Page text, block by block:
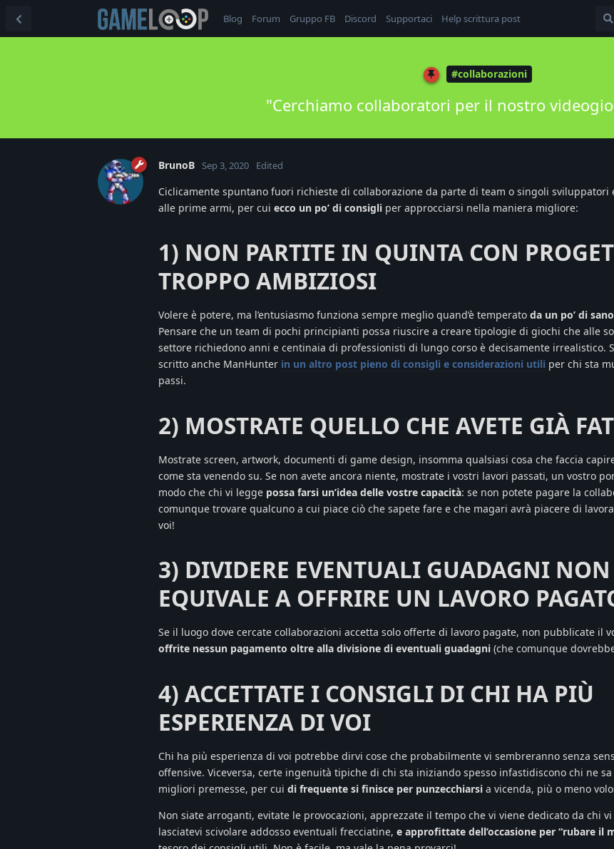
Blog Forum Gruppo FB Discord Supportaci Help scrittura post
#collaborazioni
"Cerchiamo collaboratori per il nostro
BrunoB Sep 3, 2020 Edited
Ciclicamente spuntano fuori richieste di collaborazione da parte di team o singoli sviluppatori
alle prime armi, per cui ecco un po’ di consigli per approcciarsi nella maniera migliore:
1) NON PARTITE IN QUINTA CON
TROPPO AMBIZIOSI
Volere è potere, ma l’entusiasmo funziona sempre meglio quand’è temperato da un po’ di
Pensare che un team di pochi principianti possa riuscire a creare tipologie di giochi che alle
settore richiedono anni e centinaia di professionisti di lungo corso è decisamente irrealistico.
scritto anche ManHunter in un altro post pieno di consigli e considerazioni utili per chi sta
passi.
2) MOSTRATE QUELLO CHE AVETE GIÀ
Mostrate screen, artwork, documenti di game design, insomma qualsiasi cosa che faccia capire
come sta venendo su. Se non avete ancora niente, mostrate i vostri lavori passati, un vostro
modo che chi vi legge possa farsi un’idea delle vostre capacità: se non potete pagare la
comunque trovare qualcuno a cui piace ciò che sapete fare e che magari avrà piacere di
voi!
3) DIVIDERE EVENTUALI GUADAGNI NON
EQUIVALE A OFFRIRE UN LAVORO
Se il luogo dove cercate collaborazioni accetta solo offerte di lavoro pagate, non pubblicate il
offrite nessun pagamento oltre alla divisione di eventuali guadagni (che comunque
4) ACCETTATE I CONSIGLI DI CHI HA PIÙ
ESPERIENZA DI VOI
Chi ha più esperienza di voi potrebbe dirvi cose che probabilmente vi sembreranno senza
offensive. Viceversa, certe ingenuità tipiche di chi sta iniziando spesso infastidiscono chi ne
migliori premesse, per cui di frequente si finisce per punzecchiarsi a vicenda, più o meno
Non siate arroganti, evitate le provocazioni, apprezzate il tempo che vi viene dedicato da chi
lasciatevi scivolare addosso eventuali frecciatine, e approfittate dell’occasione per “rubare il